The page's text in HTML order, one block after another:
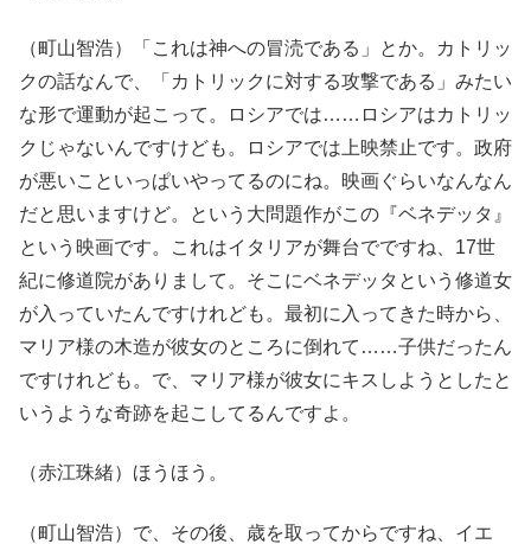
（町山智浩）「これは神への冒涜である」とか。カトリッ
クの話なんで、「カトリックに対する攻撃である」みたい
な形で運動が起こって。ロシアでは……ロシアはカトリッ
クじゃないんですけども。ロシアでは上映禁止です。政府
が悪いこといっぱいやってるのにね。映画ぐらいなんなん
だと思いますけど。という大問題作がこの『ベネデッタ』
という映画です。これはイタリアが舞台でですね、17世
紀に修道院がありまして。そこにベネデッタという修道女
が入っていたんですけれども。最初に入ってきた時から、
マリア様の木造が彼女のところに倒れて……子供だったん
ですけれども。で、マリア様が彼女にキスしようとしたと
いうような奇跡を起こしてるんですよ。
（赤江珠緒）ほうほう。
（町山智浩）で、その後、歳を取ってからですね、イエ